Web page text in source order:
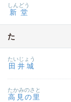
新堂
しんどう
た
田井城
たいじょう
高見の里
たかみのさと